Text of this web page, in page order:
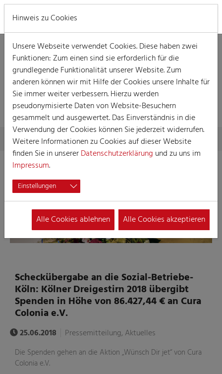
MELDUNG
Skip to main content
You are here:
Home Meldung
Scheckübergabe an die Sozial-Betriebe-
Köln: Kölner Dreigestirn 2018 übergibt
Spenden in Höhe von 86.427,44 € an Cura
Colonia e.V.
25.06.2018 Pressemitteilung, Aktuelles
Die Spenden gehen an die Aktion „Wünsch Dir jet“ von Cura
Colonia e.V.
Hinweis zu Cookies
Unsere Webseite verwendet Cookies. Diese haben zwei
Funktionen: Zum einen sind sie erforderlich für die
grundlegende Funktionalität unserer Website. Zum
anderen können wir mit Hilfe der Cookies unsere Inhalte für
Sie immer weiter verbessern. Hierzu werden
pseudonymisierte Daten von Website-Besuchern
gesammelt und ausgewertet. Das Einverständnis in die
Verwendung der Cookies können Sie jederzeit widerrufen.
Weitere Informationen zu Cookies auf dieser Website
finden Sie in unsererDatenschutzerklärung und zu uns im
Impressum.
Einstellungen
Alle Cookies ablehnen Alle Cookies akzeptieren